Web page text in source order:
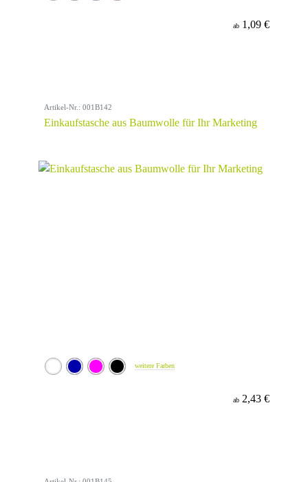
ab 1,09 €
Artikel-Nr.: 001B142
Einkaufstasche aus Baumwolle für Ihr Marketing
weitere Farben
ab 2,43 €